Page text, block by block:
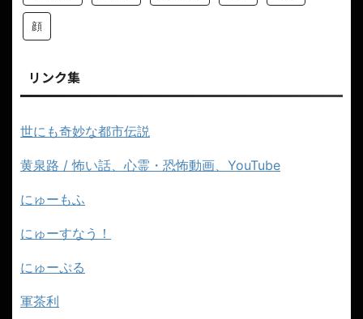
顔
リンク集
世にも奇妙な都市伝説
黄泉路 / 怖い話、心霊・恐怖動画、YouTube
にゅーもふ
にゅーすなう！
にゅーぷる
軍茶利